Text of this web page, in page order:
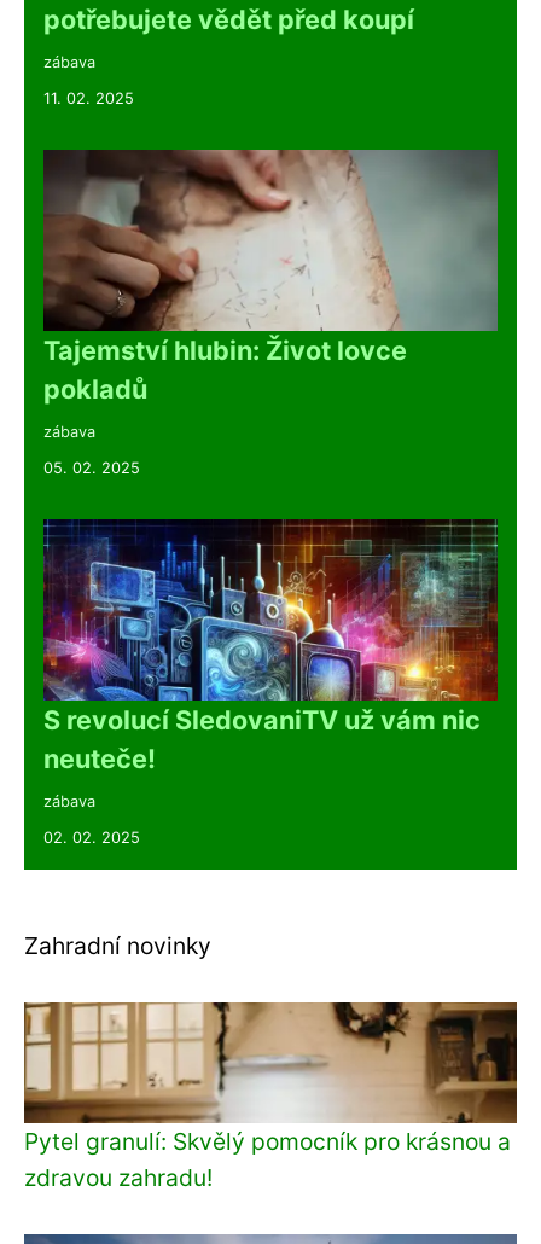
potřebujete vědět před koupí
zábava
11. 02. 2025
Tajemství hlubin: Život lovce
pokladů
zábava
05. 02. 2025
S revolucí SledovaniTV už vám nic
neuteče!
zábava
02. 02. 2025
Zahradní novinky
Pytel granulí: Skvělý pomocník pro krásnou a
zdravou zahradu!